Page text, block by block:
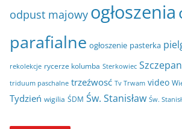
odpust majowy ogłoszenia
parafialne ogłoszenie pasterka
rekolekcje rycerze kolumba Sterkowiec
triduum paschalne trzeźwosć Tv Trwam video
Tydzień wigilia ŚDM Św. Stanisław Św.